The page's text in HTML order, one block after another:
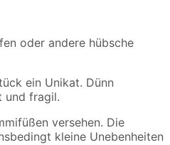
oder andere hübsche
ein Unikat. Dünn
und fragil.
versehen. Die
kleine Unebenheiten